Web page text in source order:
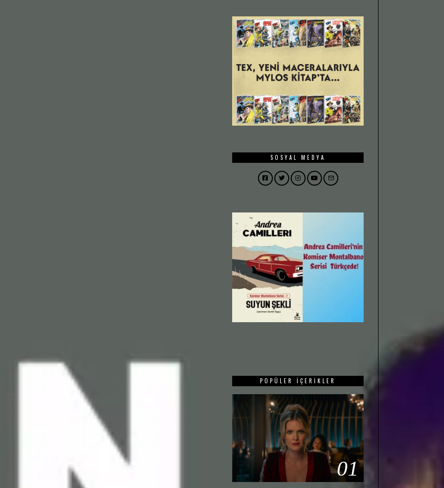
SOSYAL MEDYA
Facebook
TwitterInstagram
YouTube
Email
POPÜLER İÇERIKLER
01